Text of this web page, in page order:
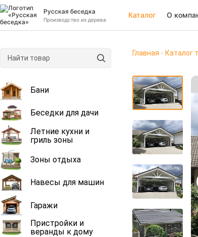
Русская беседка
Производство из дерева
Каталог О
Бани
Беседки для дачи
Летние кухни и
гриль зоны
Зоны отдыха
Навесы для машин
Гаражи
Пристройки и
веранды к дому
Главная Каталог